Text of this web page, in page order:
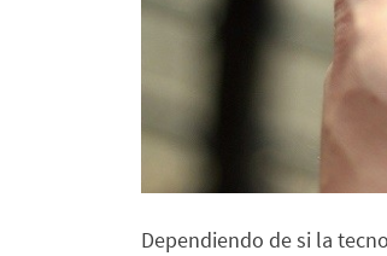
Dependiendo de si la